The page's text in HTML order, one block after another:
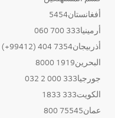
أفغانستان5454
أرمينيا333 700 060
أذربيجان7354 404 (99412+)
البحرين1919 8000
جورجيا333 000 2 032
الكويت333 1833
عمان75545 800